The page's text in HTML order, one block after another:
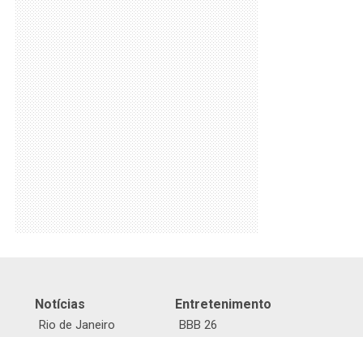
Notícias
Rio de Janeiro
Entretenimento
BBB 26